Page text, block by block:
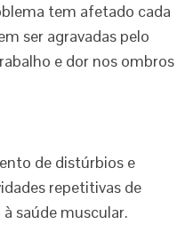
tem afetado cada
ser agravadas pelo
e dor nos ombros
de distúrbios e
repetitivas de
saúde muscular.